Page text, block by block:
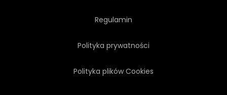
Regulamin
Polityka prywatności
Polityka plików Cookies